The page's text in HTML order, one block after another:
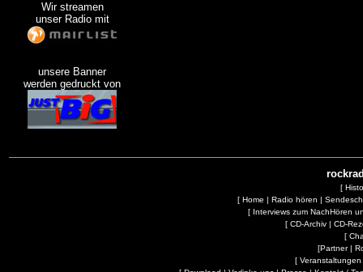
Wir streamen
unser Radio mit
unsere Banner
werden gedruckt von
[
[ Home | Radio hören |
[ Interviews zum NachHören
[ CD-Archiv| CD-
[
[Partner|
[ Veranstaltungen